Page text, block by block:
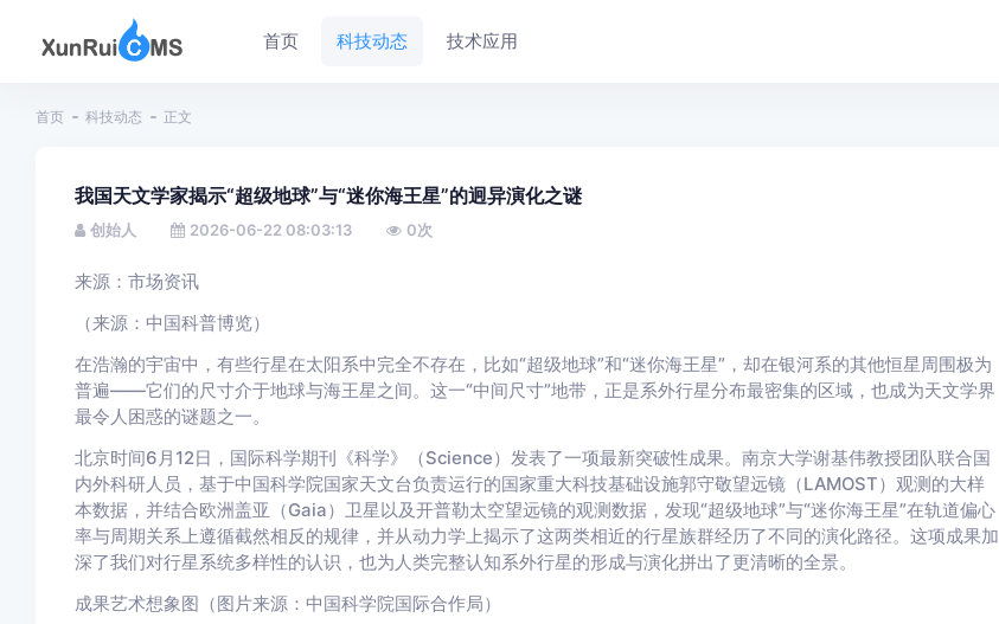
首页 科技动态 技术应用
首页 科技动态 正文
我国天文学家揭示“超级地球”与“迷你海王星”的迥异演化之谜
创始人 2026-06-22 08:03:13 0次
来源：市场资讯
（来源：中国科普博览）
在浩瀚的宇宙中，有些行星在太阳系中完全不存在，比如“超级地球”和“迷你海王星”，却在银河系的其他恒星周围极为
普遍——它们的尺寸介于地球与海王星之间。这一“中间尺寸”地带，正是系外行星分布最密集的区域，也成为天文学界
最令人困惑的谜题之一。
北京时间6月12日，国际科学期刊《科学》（Science）发表了一项最新突破性成果。南京大学谢基伟教授团队联合国
内外科研人员，基于中国科学院国家天文台负责运行的国家重大科技基础设施郭守敬望远镜（LAMOST）观测的大样
本数据，并结合欧洲盖亚（Gaia）卫星以及开普勒太空望远镜的观测数据，发现“超级地球”与“迷你海王星”在轨道偏心
率与周期关系上遵循截然相反的规律，并从动力学上揭示了这两类相近的行星族群经历了不同的演化路径。这项成果加
深了我们对行星系统多样性的认识，也为人类完整认知系外行星的形成与演化拼出了更清晰的全景。
成果艺术想象图（图片来源：中国科学院国际合作局）